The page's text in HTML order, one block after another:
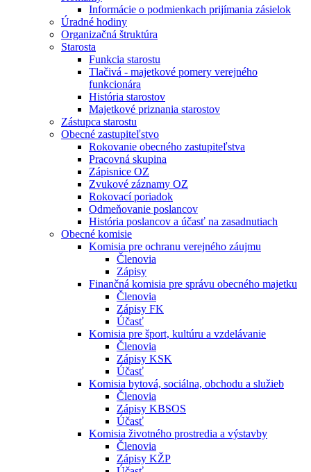
Informácie o podmienkach prijímania zásielok
Úradné hodiny
Organizačná štruktúra
Starosta
Funkcia starostu
Tlačivá - majetkové pomery verejného
funkcionára
História starostov
Majetkové priznania starostov
Zástupca starostu
Obecné zastupiteľstvo
Rokovanie obecného zastupiteľstva
Pracovná skupina
Zápisnice OZ
Zvukové záznamy OZ
Rokovací poriadok
Odmeňovanie poslancov
História poslancov a účasť na zasadnutiach
Obecné komisie
Komisia pre ochranu verejného záujmu
Členovia
Zápisy
Finančná komisia pre správu obecného majetku
Členovia
Zápisy FK
Účasť
Komisia pre šport, kultúru a vzdelávanie
Členovia
Zápisy KSK
Účasť
Komisia bytová, sociálna, obchodu a služieb
Členovia
Zápisy KBSOS
Účasť
Komisia životného prostredia a výstavby
Členovia
Zápisy KŽP